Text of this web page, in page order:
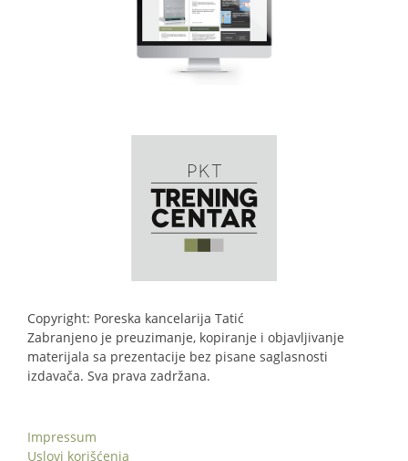
Copyright: Poreska kancelarija Tatić
Zabranjeno je preuzimanje, kopiranje i objavljivanje
materijala sa prezentacije bez pisane saglasnosti
izdavača. Sva prava zadržana.
Impressum
Uslovi korišćenja